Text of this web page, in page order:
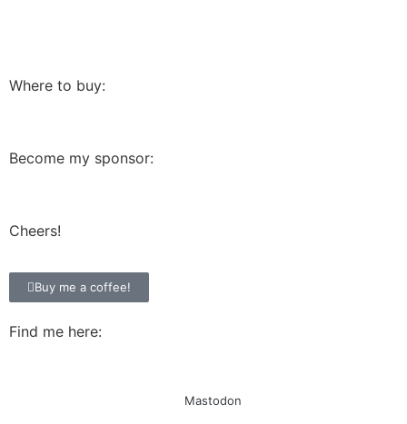
Where to buy:
Become my sponsor:
Cheers!
Buy me a coffee!
Find me here:
Mastodon